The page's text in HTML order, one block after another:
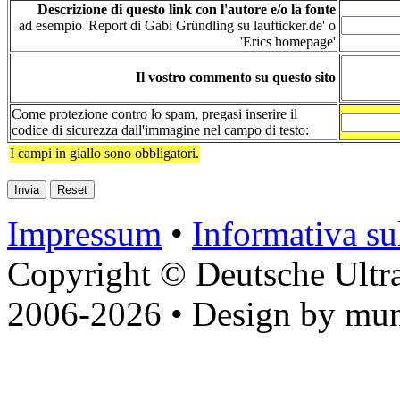
Descrizione di questo link con l'autore e/o la fonte
ad esempio 'Report di Gabi Gründling su laufticker.de' o
'Erics homepage'
Il vostro commento su questo sito
Come protezione contro lo spam, pregasi inserire il
codice di sicurezza dall'immagine nel campo di testo:
I campi in giallo sono obbligatori.
Impressum • Informativa
Copyright © Deutsche
2006-2026 • Design by